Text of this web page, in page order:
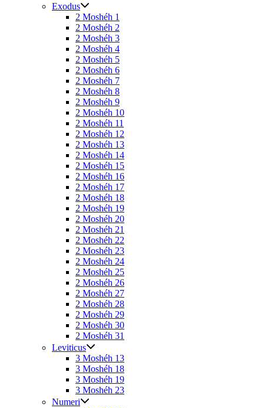
Exodus
2 Moshéh 1
2 Moshéh 2
2 Moshéh 3
2 Moshéh 4
2 Moshéh 5
2 Moshéh 6
2 Moshéh 7
2 Moshéh 8
2 Moshéh 9
2 Moshéh 10
2 Moshéh 11
2 Moshéh 12
2 Moshéh 13
2 Moshéh 14
2 Moshéh 15
2 Moshéh 16
2 Moshéh 17
2 Moshéh 18
2 Moshéh 19
2 Moshéh 20
2 Moshéh 21
2 Moshéh 22
2 Moshéh 23
2 Moshéh 24
2 Moshéh 25
2 Moshéh 26
2 Moshéh 27
2 Moshéh 28
2 Moshéh 29
2 Moshéh 30
2 Moshéh 31
Leviticus
3 Moshéh 13
3 Moshéh 18
3 Moshéh 19
3 Moshéh 23
Numeri